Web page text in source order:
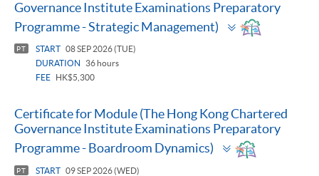
Governance Institute Examinations Preparatory
Programme - Strategic Management)
Toggle
panel
PT START 08 SEP 2026 (TUE)
DURATION
36 hours
FEE
HK$5,300
Certificate for Module (The Hong Kong Chartered
Governance Institute Examinations Preparatory
Programme - Boardroom Dynamics)
Toggle
panel
PT START 09 SEP 2026 (WED)